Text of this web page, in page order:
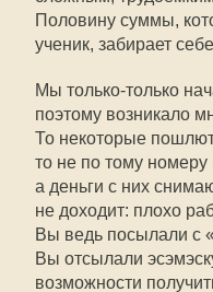
Половину суммы,
ученик, забирает
Мы только-только
поэтому возникало
То некоторые
то не по тому
а деньги с них
не доходит: плохо
Вы ведь посылали с
Вы отсылали
возможности